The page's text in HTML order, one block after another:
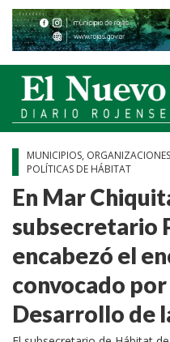
MUNICIPIOS,
POLÍTICAS DE HÁBITAT
En Mar
subsecretario
encabezó el
convocado
Desarrollo de